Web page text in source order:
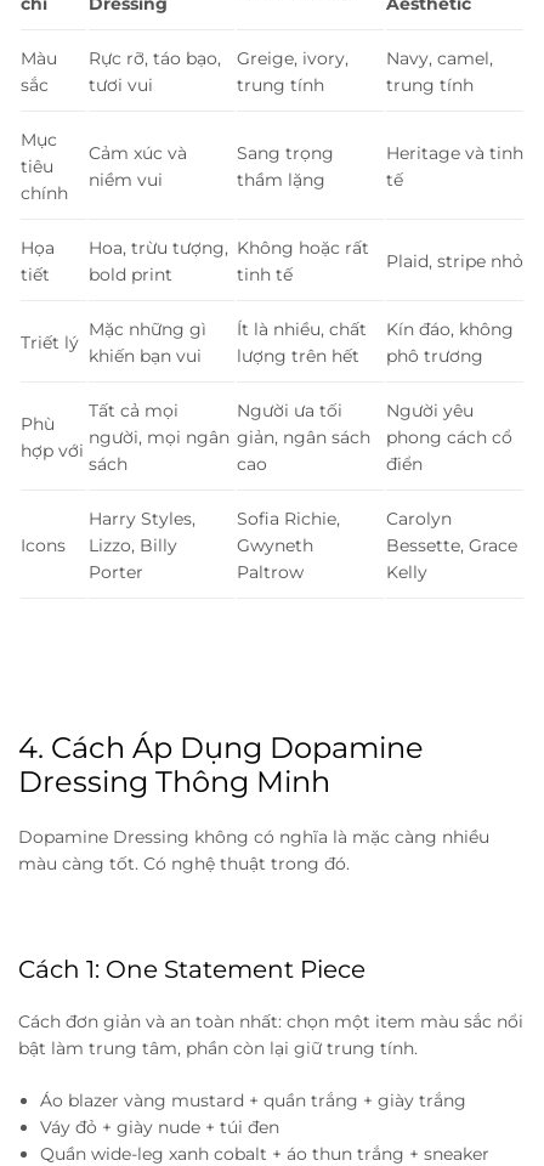
Màu
sắc
Rực rỡ, táo bạo,
tươi vui
Greige, ivory,
trung tính
Navy, camel,
trung tính
Mục
tiêu
chính
Cảm xúc và
niềm vui
Sang trọng
thầm lặng
Heritage và tinh
tế
Họa
tiết
Hoa, trừu tượng,
bold print
Không hoặc rất
tinh tế
Plaid, stripe nhỏ
Triết lý
Mặc những gì
khiến bạn vui
Ít là nhiều, chất
lượng trên hết
Kín đáo, không
phô trương
Phù
hợp với
Tất cả mọi
người, mọi ngân
sách
Người ưa tối
giản, ngân sách
cao
Người yêu
phong cách cổ
điển
Icons
Harry Styles,
Lizzo, Billy
Porter
Sofia Richie,
Gwyneth
Paltrow
Carolyn
Bessette, Grace
Kelly
4. Cách Áp Dụng Dopamine
Dressing Thông Minh
Dopamine Dressing không có nghĩa là mặc càng nhiều
màu càng tốt. Có nghệ thuật trong đó.
Cách 1: One Statement Piece
Cách đơn giản và an toàn nhất: chọn một item màu sắc nổi
bật làm trung tâm, phần còn lại giữ trung tính.
Áo blazer vàng mustard + quần trắng + giày trắng
Váy đỏ + giày nude + túi đen
Quần wide-leg xanh cobalt + áo thun trắng + sneaker